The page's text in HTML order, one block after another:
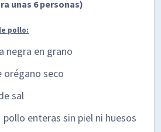
unas 6 personas)
pollo:
negra en grano
orégano seco
sal
pollo enteras sin piel ni huesos